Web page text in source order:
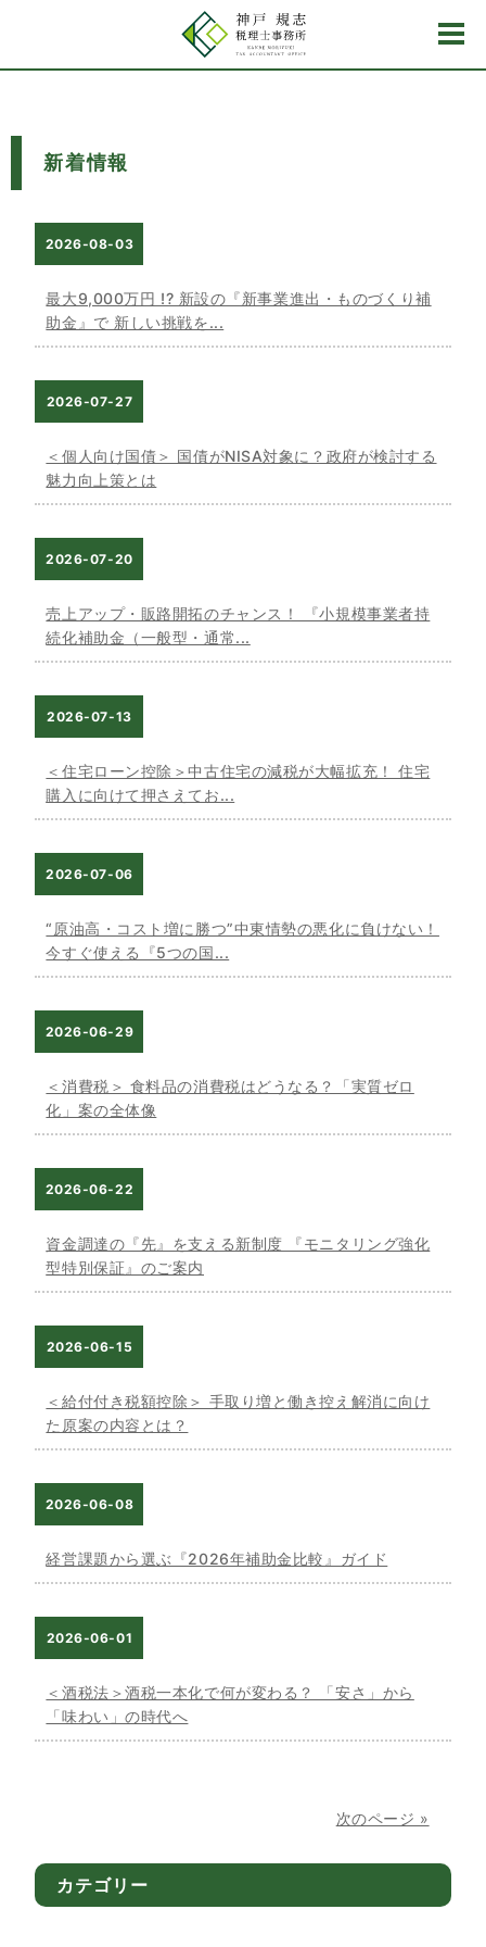
新着情報
2026-08-03
最大9,000万円 !? 新設の『新事業進出・ものづくり補
助金』で 新しい挑戦を...
2026-07-27
＜個人向け国債＞ 国債がNISA対象に？政府が検討する
魅力向上策とは
2026-07-20
売上アップ・販路開拓のチャンス！ 『小規模事業者持
続化補助金（一般型・通常...
2026-07-13
＜住宅ローン控除＞中古住宅の減税が大幅拡充！ 住宅
購入に向けて押さえてお...
2026-07-06
“原油高・コスト増に勝つ”中東情勢の悪化に負けない！
今すぐ使える『5つの国...
2026-06-29
＜消費税＞ 食料品の消費税はどうなる？「実質ゼロ
化」案の全体像
2026-06-22
資金調達の『先』を支える新制度 『モニタリング強化
型特別保証』のご案内
2026-06-15
＜給付付き税額控除＞ 手取り増と働き控え解消に向け
た原案の内容とは？
2026-06-08
経営課題から選ぶ『2026年補助金比較』ガイド
2026-06-01
＜酒税法＞酒税一本化で何が変わる？ 「安さ」から
「味わい」の時代へ
次のページ »
カテゴリー